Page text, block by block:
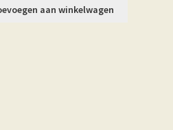
aan winkelwagen